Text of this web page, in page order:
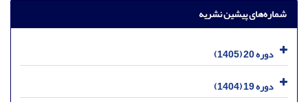
شماره‌های پیشین نشریه
دوره 20 (1405)
دوره 19 (1404)